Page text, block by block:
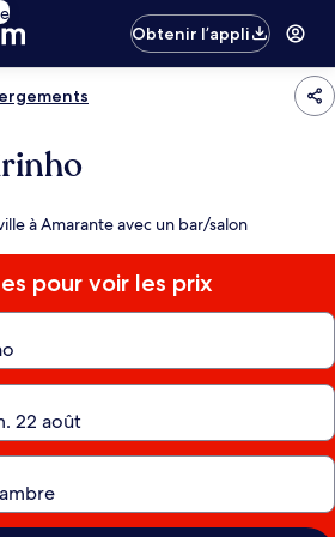
Obtenir l’appli
à Amarante avec un bar/salon
pour voir les prix